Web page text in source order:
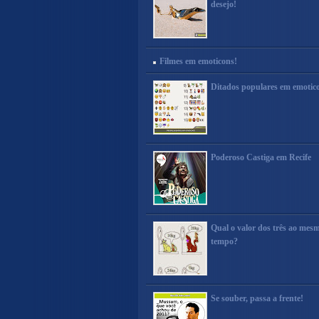
desejo!
Filmes em emoticons!
Ditados populares em
Poderoso Castiga em Recife
Qual o valor dos três ao
tempo?
Se souber, passa a frente!